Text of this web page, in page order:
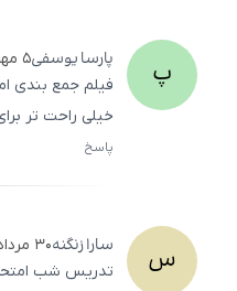
پ پارسایوسفی۵ مهر ۱۴۰۳
فیلم جمع‌ بندی
خیلی راحت ‌تر
پاسخ
س سارازنگنه۳۰ مرداد ۱۴۰۳
تدریس شب